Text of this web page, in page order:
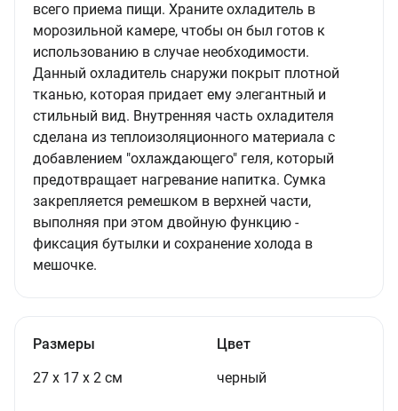
всего приема пищи. Храните охладитель в
морозильной камере, чтобы он был готов к
использованию в случае необходимости.
Данный охладитель снаружи покрыт плотной
тканью, которая придает ему элегантный и
стильный вид. Внутренняя часть охладителя
сделана из теплоизоляционного материала с
добавлением "охлаждающего" геля, который
предотвращает нагревание напитка. Сумка
закрепляется ремешком в верхней части,
выполняя при этом двойную функцию -
фиксация бутылки и сохранение холода в
мешочке.
Размеры
27 х 17 х 2 см
Цвет
черный